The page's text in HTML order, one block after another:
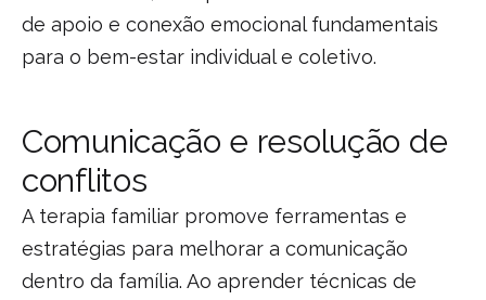
de apoio e conexão emocional fundamentais
para o bem-estar individual e coletivo.
Comunicação e resolução de
conflitos
A terapia familiar promove ferramentas e
estratégias para melhorar a comunicação
dentro da família. Ao aprender técnicas de